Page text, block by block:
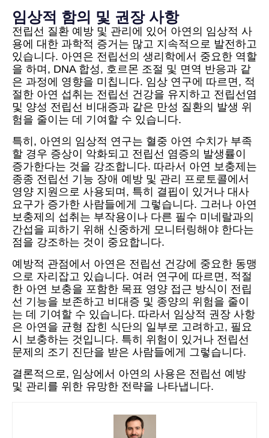
임상적 함의 및 권장 사항
전립선 질환 예방 및 관리에 있어 아연의 임상적 사
용에 대한 과학적 증거는 많고 지속적으로 발전하고
있습니다. 아연은 전립선의 생리학에서 중요한 역할
을 하며, DNA 합성, 호르몬 조절 및 면역 반응과 같
은 과정에 영향을 미칩니다. 임상 연구에 따르면, 적
절한 아연 섭취는 전립선 건강을 유지하고 전립선염
및 양성 전립선 비대증과 같은 만성 질환의 발생 위
험을 줄이는 데 기여할 수 있습니다.
특히, 아연의 임상적 연구는 혈중 아연 수치가 부족
할 경우 증상이 악화되고 전립선 염증의 발생률이
증가한다는 것을 강조합니다. 따라서 아연 보충제는
종종 전립선 기능 장애 예방 및 관리 프로토콜에서
영양 지원으로 사용되며, 특히 결핍이 있거나 대사
요구가 증가한 사람들에게 그렇습니다. 그러나 아연
보충제의 섭취는 부작용이나 다른 필수 미네랄과의
간섭을 피하기 위해 신중하게 모니터링해야 한다는
점을 강조하는 것이 중요합니다.
예방적 관점에서 아연은 전립선 건강에 중요한 동맹
으로 자리잡고 있습니다. 여러 연구에 따르면, 적절
한 아연 보충을 포함한 목표 영양 접근 방식이 전립
선 기능을 보존하고 비대증 및 종양의 위험을 줄이
는 데 기여할 수 있습니다. 따라서 임상적 권장 사항
은 아연을 균형 잡힌 식단의 일부로 고려하고, 필요
시 보충하는 것입니다. 특히 위험이 있거나 전립선
문제의 조기 진단을 받은 사람들에게 그렇습니다.
결론적으로, 임상에서 아연의 사용은 전립선 예방
및 관리를 위한 유망한 전략을 나타냅니다.